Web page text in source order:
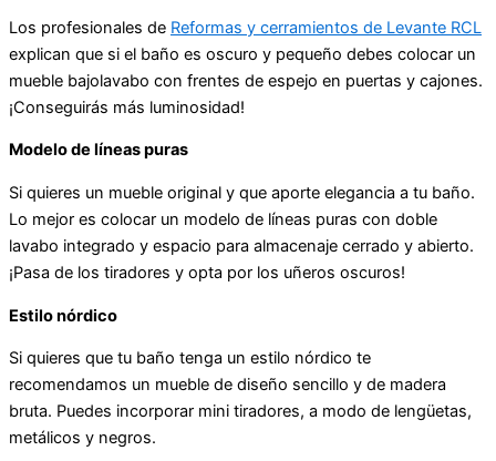
Los profesionales de Reformas y cerramientos de Levante RCL
explican que si el baño es oscuro y pequeño debes colocar un
mueble bajolavabo con frentes de espejo en puertas y cajones.
¡Conseguirás más luminosidad!
Modelo de líneas puras
Si quieres un mueble original y que aporte elegancia a tu baño.
Lo mejor es colocar un modelo de líneas puras con doble
lavabo integrado y espacio para almacenaje cerrado y abierto.
¡Pasa de los tiradores y opta por los uñeros oscuros!
Estilo nórdico
Si quieres que tu baño tenga un estilo nórdico te
recomendamos un mueble de diseño sencillo y de madera
bruta. Puedes incorporar mini tiradores, a modo de lengüetas,
metálicos y negros.